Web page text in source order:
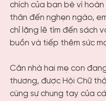
chích của bạn bè vì
thân đến nghẹn ngào,
chỉ lặng lẽ tìm đến sách
buồn và tiếp thêm sức
Căn nhà hai mẹ con
thương, được Hội Chữ
cùng sự chung tay của